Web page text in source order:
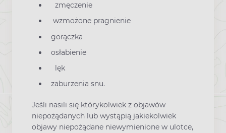
zmęczenie
wzmożone pragnienie
gorączka
osłabienie
lęk
zaburzenia snu.
Jeśli nasili się którykolwiek z objawów
niepożądanych lub wystąpią jakiekolwiek
objawy niepożądane niewymienione w ulotce,